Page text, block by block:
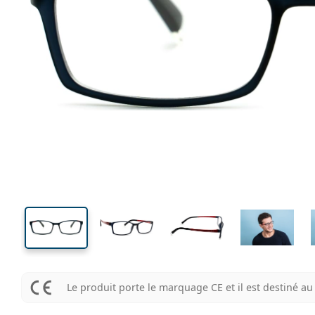
124 mm
Largeur des verres
29 mm
Largeur des verres
51 mm
Largeur des verres
des verres
Le produit porte le marquage CE et il est destiné